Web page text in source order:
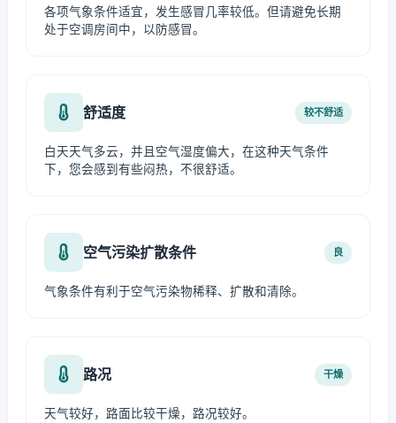
各项气象条件适宜，发生感冒几率较低。但请避免长期
处于空调房间中，以防感冒。
舒适度 较不舒适
白天天气多云，并且空气湿度偏大，在这种天气条件
下，您会感到有些闷热，不很舒适。
空气污染扩散条件 良
气象条件有利于空气污染物稀释、扩散和清除。
路况 干燥
天气较好，路面比较干燥，路况较好。